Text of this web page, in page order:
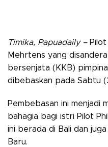
Timika, Papuadaily –
Mehrtens yang
bersenjata (KKB)
dibebaskan pada Sabtu
Pembebasan ini menjadi
bahagia bagi istri Pilot
ini berada di Bali dan
Baru.